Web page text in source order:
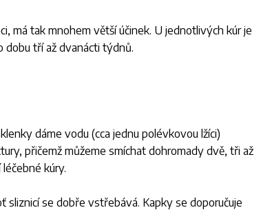
má tak mnohem větší účinek. U jednotlivých kúr je
dobu tří až dvanácti týdnů.
dáme vodu (cca jednu polévkovou lžíci)
přičemž můžeme smíchat dohromady dvě, tři až
kúry.
se dobře vstřebává. Kapky se doporučuje